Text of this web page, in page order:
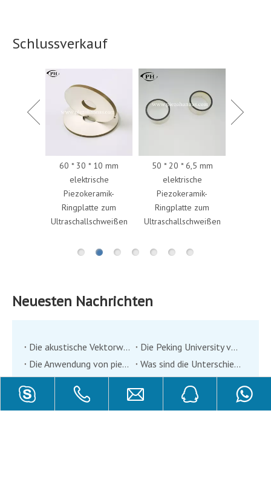
Schlussverkauf
60 * 30 * 10 mm
elektrische
Piezokeramik-
Ringplatte zum
Ultraschallschweißen
50 * 20 * 6,5 mm
elektrische
Piezokeramik-
Ringplatte zum
Ultraschallschweißen
Neuesten Nachrichten
Die akustische Vektorwandlertechnologie hat von der Unterwasserakustikindustrie viel Aufmerksamkeit erregt
Die Peking University verwendet 3D -Druckmethoden, um neue Fortschritte bei der Erforschung flexibler piezoelektrischer Keramik -Verbundwerkstoffe zu erzielen
Die Anwendung von piezoelektrischen Keramik im Bereich der Stoßdämpfung und Betätigung
Was sind die Unterschiede zwischen einschichtigen piezoelektrischen Keramikblättern und gestapelten piezoelektrischen Keramikblättern
Produktionsprozess der piezoelektrischen Keramik, guter Handwerkskunst und guten Materialien können gute Produkte haben
Was sind die Anwendungen der piezoelektrischen Keramik in der Medizinproduktindustrie?
Optimales Design der kugelförmigen Hülle von Co-Vibrationsvektorhydrophon (2)